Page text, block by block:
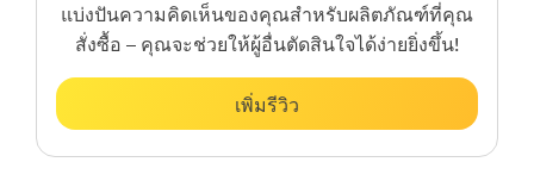
แบ่งปันความคิดเห็นของคุณสำหรับผลิตภัณฑ์ที่คุณ
สั่งซื้อ – คุณจะช่วยให้ผู้อื่นตัดสินใจได้ง่ายยิ่งขึ้น!
เพิ่มรีวิว